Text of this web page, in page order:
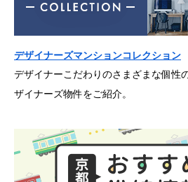
デザイナーズマンションコレクション
デザイナーこだわりのさまざまな個性
ザイナーズ物件をご紹介。